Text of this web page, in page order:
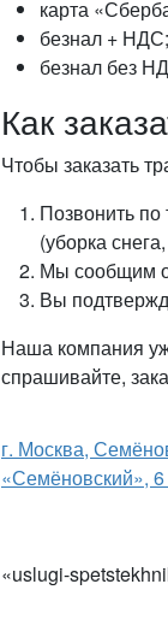
карта
безнал + НДС;
безнал без
Как
Чтобы заказать
Позвонить
(уборка
Мы сообщим
Вы
Наша компания
спрашивайте,
г. Москва,
«Семёновский»,
«uslugi-